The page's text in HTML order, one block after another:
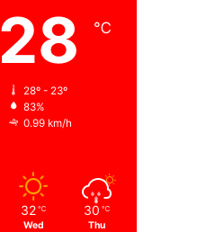
28 ℃
28º - 23º
83%
0.99 km/h
32 ℃
Wed
30 ℃
Thu